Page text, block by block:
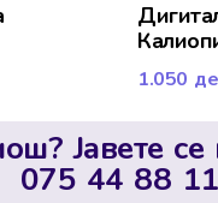
1.050
Јавете
075 44 88 11